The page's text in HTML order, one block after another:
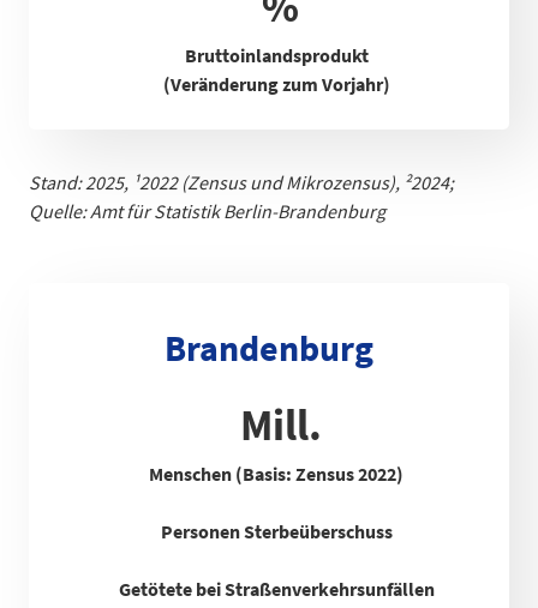
Bruttoinlandsprodukt
(Veränderung zum Vorjahr)
Stand: 2025, ¹2022 (Zensus und Mikrozensus), ²2024;
Quelle: Amt für Statistik Berlin-Brandenburg
Brandenburg
Mill.
Menschen (Basis: Zensus 2022)
Personen Sterbeüberschuss
Getötete bei Straßenverkehrsunfällen